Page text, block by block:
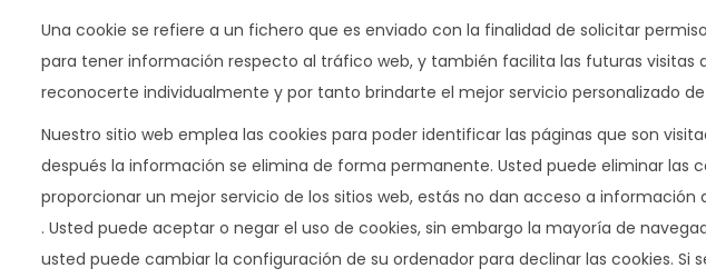
Una cookie se refiere a un fichero que es enviado con la finalidad de solicitar
para tener información respecto al tráfico web, y también facilita las futuras visitas
reconocerte individualmente y por tanto brindarte el mejor servicio personalizado de
Nuestro sitio web emplea las cookies para poder identificar las páginas que son
después la información se elimina de forma permanente. Usted puede eliminar las
proporcionar un mejor servicio de los sitios web, estás no dan acceso a
. Usted puede aceptar o negar el uso de cookies, sin embargo la mayoría de
usted puede cambiar la configuración de su ordenador para declinar las cookies. Si